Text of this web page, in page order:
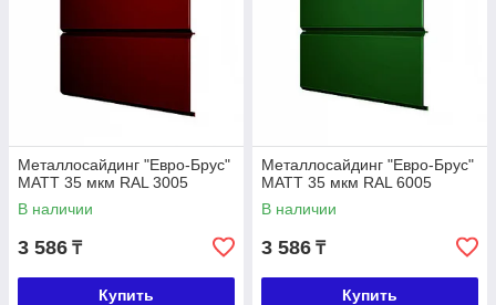
Металлосайдинг "Евро-Брус"
МАТТ 35 мкм RAL 3005
В наличии
3 586 ₸
Купить
Металлосайдинг "Евро-Брус"
МАТТ 35 мкм RAL 6005
В наличии
3 586 ₸
Купить